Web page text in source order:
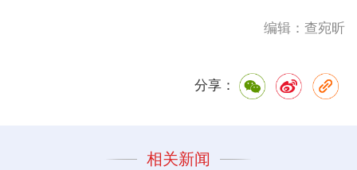
编辑：查宛昕
分享：
相关新闻